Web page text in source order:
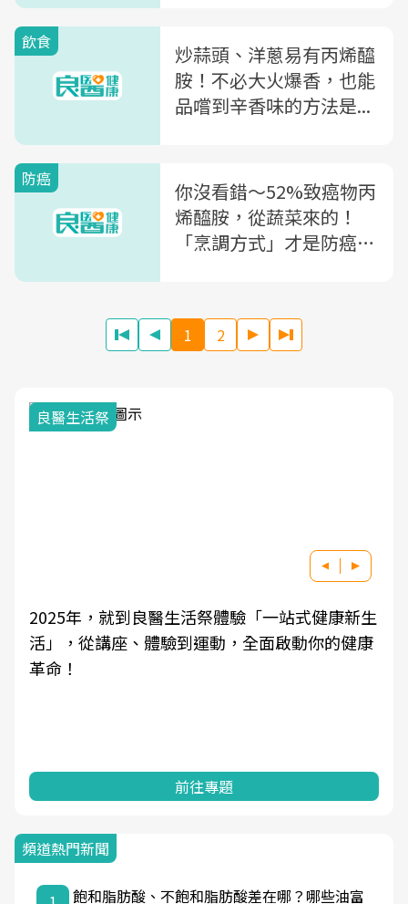
飲食
炒蒜頭、洋蔥易有丙烯醯
胺！不必大火爆香，也能
品嚐到辛香味的方法是...
防癌
你沒看錯～52%致癌物丙
烯醯胺，從蔬菜來的！
「烹調方式」才是防癌關
1 2
我與健康韌性的距離
良醫健康網從「換季的身體變化」出發，透過醫
學觀點與日常感受的對話，建立對亞健康的認
知，進而引導實際的改善行動。
前往專題
頻道熱門新聞
飽和脂肪酸、不飽和脂肪酸差在哪？哪些油富